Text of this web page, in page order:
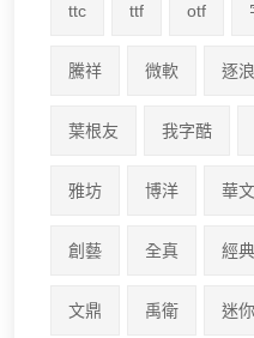
ttc ttf otf
騰祥 微軟 逐浪
葉根友 我字酷
雅坊 博洋 華文
創藝 全真 經典
文鼎 禹衛 迷你